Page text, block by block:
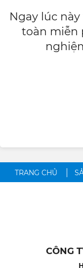
Ngay lúc
toàn miễn
TRANG CHỦ
CÔNG